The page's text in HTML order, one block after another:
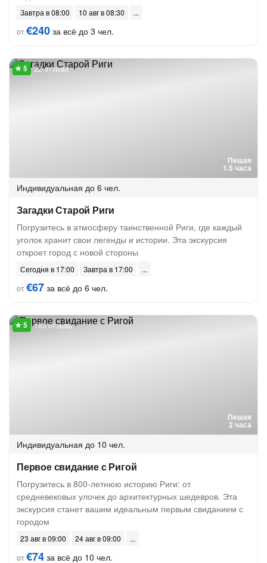
Завтра в 08:00
10 авг в 08:30
от€240 за всё до 3 чел.
Пешая
1.5 часа
22 отзыва
Индивидуальная до 6 чел.
Загадки Старой Риги
Погрузитесь в атмосферу таинственной Риги, где каждый
уголок хранит свои легенды и истории. Эта экскурсия
откроет город с новой стороны
Сегодня в 17:00
Завтра в 17:00
от€67 за всё до 6 чел.
Пешая
2 часа
183 отзыва
Индивидуальная до 10 чел.
Первое свидание с Ригой
Погрузитесь в 800-летнюю историю Риги: от
средневековых улочек до архитектурных шедевров. Эта
экскурсия станет вашим идеальным первым свиданием с
городом
23 авг в 09:00
24 авг в 09:00
от€74 за всё до 10 чел.